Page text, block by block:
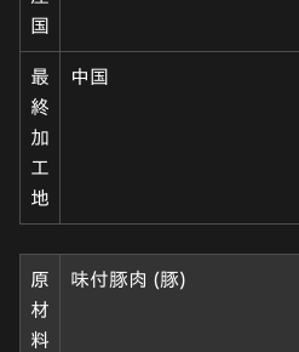
国
最
終
加
工
地
中国
原
材
料
味付豚肉 (豚)